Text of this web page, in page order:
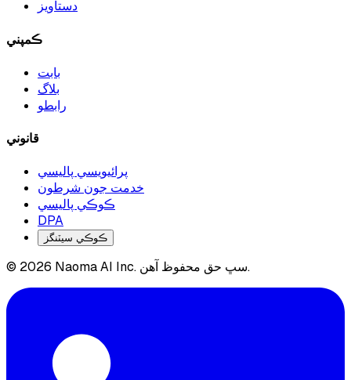
دستاويز
ڪمپني
بابت
بلاگ
رابطو
قانوني
پرائيويسي پاليسي
خدمت جون شرطون
ڪوڪي پاليسي
DPA
ڪوڪي سيٽنگز
© 2026 Naoma AI Inc. سڀ حق محفوظ آهن.